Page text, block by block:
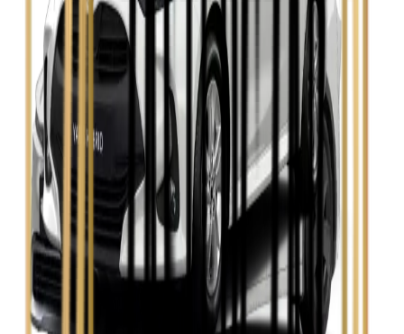
Skoda Fabia
Zobacz
Skoda Kamiq
Zobacz
Skoda Octavia
Zobacz
Toyota Avensis
Zobacz
Toyota Camry
Zobacz